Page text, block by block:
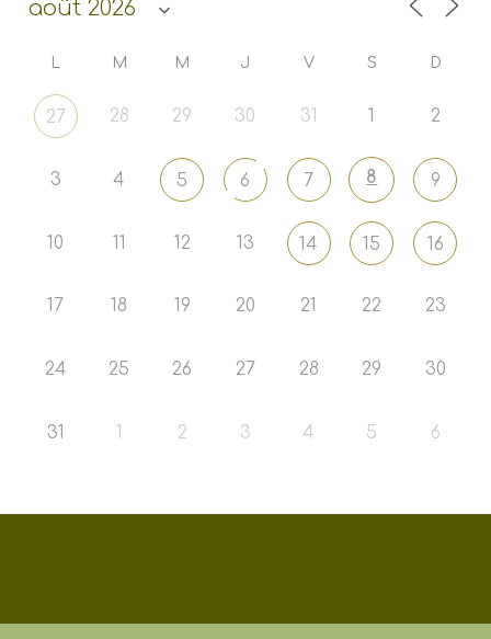
M M J V S D
27 28 29 30 31 2
3 4 5 6 7 8 9
10 11 12 13 14 15 16
17 18 19 20 21 22 23
24 25 26 27 28 29 30
31 1 2 3 4 5 6